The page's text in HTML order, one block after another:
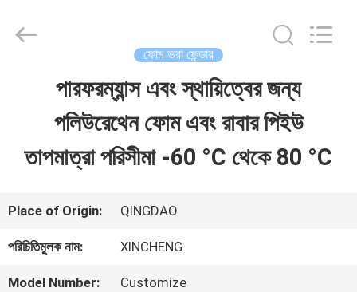
পণ্য
VR
প্রদর্শন
Rubber
Products
ফোম ভরা ফেন্ডার
পারফরম্যান্স এবং স্থায়িত্বের জন্য
পলিউরেথেন ফোম এবং রাবার পিইউ
তাপমাত্রা পরিসীমা -60 °C থেকে 80 °C
Place of Origin: QINGDAO
পরিচিতিমুলক নাম: XINCHENG
Model Number: Customize